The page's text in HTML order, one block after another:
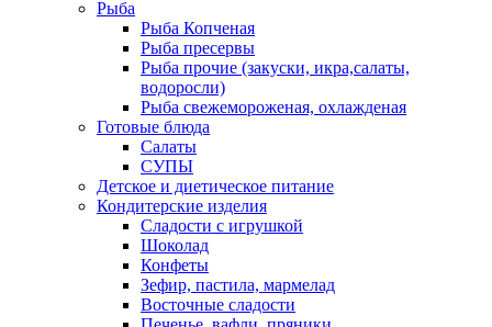
Рыба
Рыба Копченая
Рыба пресервы
Рыба прочие (закуски, икра,салаты,
водоросли)
Рыба свежемороженая, охлажденая
Готовые блюда
Салаты
СУПЫ
Детское и диетическое питание
Кондитерские изделия
Сладости с игрушкой
Шоколад
Конфеты
Зефир, пастила, мармелад
Восточные сладости